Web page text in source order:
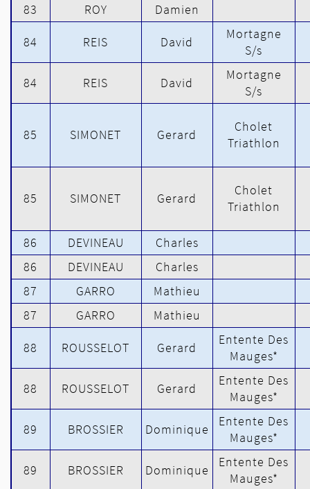
83 ROY Damien
84 REIS David
Mortagne
S/s
84 REIS David
Mortagne
S/s
85 SIMONET Gerard
Cholet
Triathlon
85 SIMONET Gerard
Cholet
Triathlon
86 DEVINEAU
Charles
86
DEVINEAU
Charles
87
GARRO
Mathieu
87
GARRO Mathieu
88 ROUSSELOT Gerard
Entente Des
Mauges*
88 ROUSSELOT Gerard
Entente Des
Mauges*
89 BROSSIER Dominique
Entente Des
Mauges*
89 BROSSIER Dominique
Entente Des
Mauges*